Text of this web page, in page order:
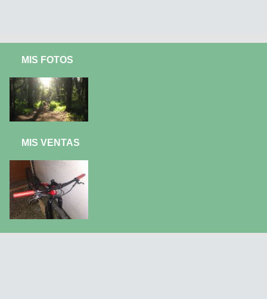
MIS FOTOS
MIS VENTAS